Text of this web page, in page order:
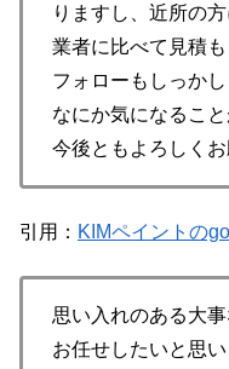
りますし、近所の
業者に比べて見積
フォローもしっか
なにか気になるこ
今後ともよろしくお
引用： KIMペイントの
思い入れのある大
お任せしたいと思